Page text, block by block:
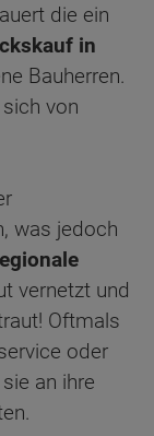
die ein
in
Bauherren.
von
was jedoch
vernetzt und
Oftmals
oder
an ihre